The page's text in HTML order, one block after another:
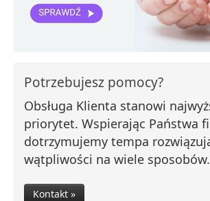
Potrzebujesz pomocy?
Obsługa Klienta stanowi
priorytet. Wspierając Państwa
dotrzymujemy tempa
wątpliwości na wiele sposobów.
Kontakt »